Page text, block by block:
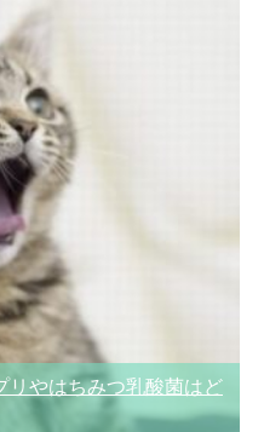
リやはちみつ乳酸菌はど